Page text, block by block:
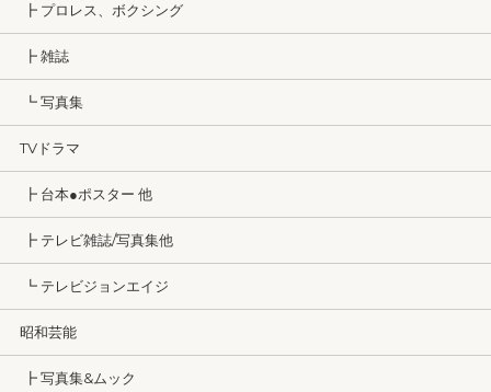
┣ プロレス、ボクシング
┣ 雑誌
┗ 写真集
TVドラマ
┣ 台本●ポスター 他
┣ テレビ雑誌/写真集他
┗ テレビジョンエイジ
昭和芸能
┣ 写真集&ムック